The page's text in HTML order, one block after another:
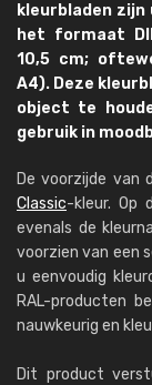
kleurbladen
het formaat
10,5 cm;
A4). Deze
object te
gebruik in
De voorzijde van
Classic-kleur. Op
evenals de
voorzien van een
u eenvoudig
RAL-producten
nauwkeurig en
Dit product